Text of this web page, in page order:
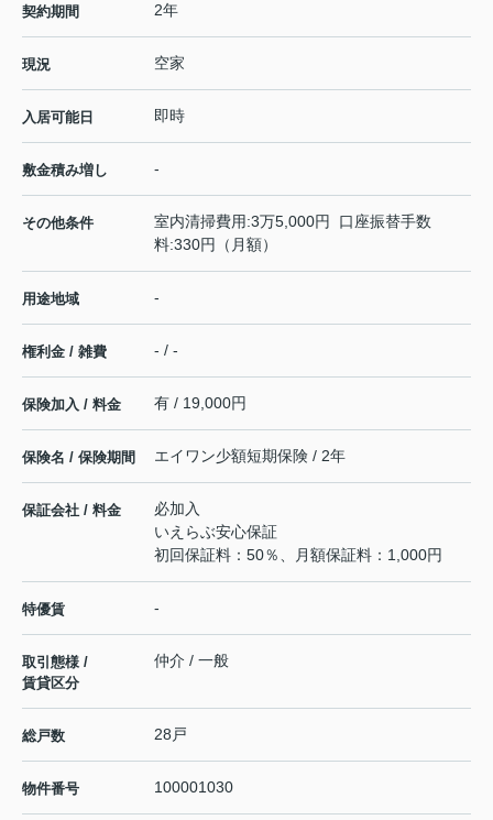
契約期間 2年
現況 空家
入居可能日 即時
敷金積み増し -
その他条件
室内清掃費用:3万5,000円 口座振替手数
料:330円（月額）
用途地域 -
権利金 / 雑費 - / -
保険加入 / 料金 有 / 19,000円
保険名 / 保険期間 エイワン少額短期保険 / 2年
保証会社 / 料金
必加入
いえらぶ安心保証
初回保証料：50％、月額保証料：1,000円
特優賃 -
取引態様 /
賃貸区分
仲介 / 一般
総戸数 28戸
物件番号 100001030